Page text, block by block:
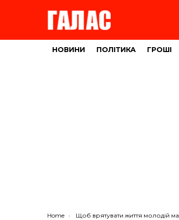
НОВИНИ ПОЛІТИКА ГРОШІ
You are here:
Home Щоб врятувати життя молодій мамі з Тернопільщини – потрібно 25 тисяч доларів (ФОТО)